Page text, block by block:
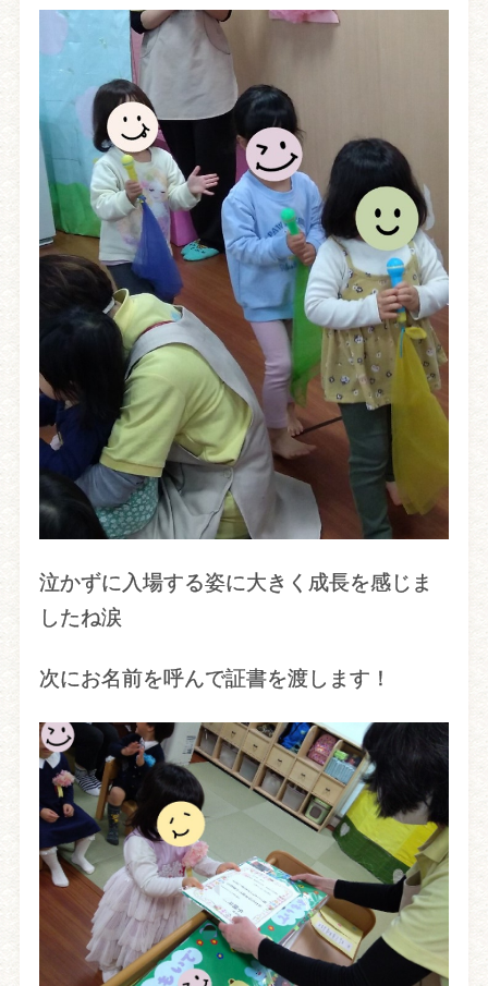
泣かずに入場する姿に大きく成長を感じま
したね涙
次にお名前を呼んで証書を渡します！